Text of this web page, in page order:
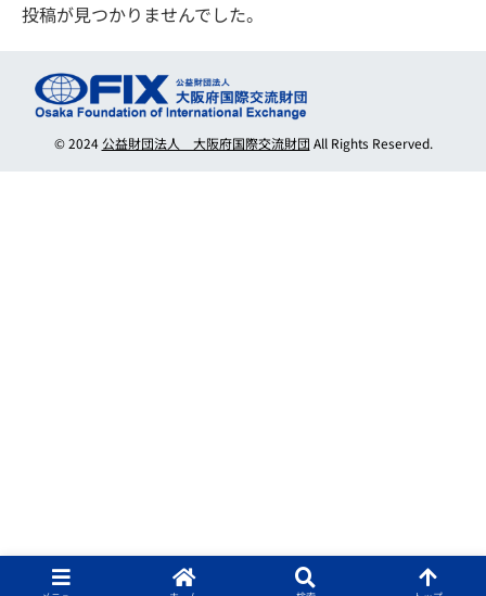
投稿が見つかりませんでした。
© 2024公益財団法人 大阪府国際交流財団 All Rights Reserved.